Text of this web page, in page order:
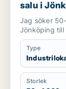
salu i
Jag söker
Jönköping till
Type
Storlek